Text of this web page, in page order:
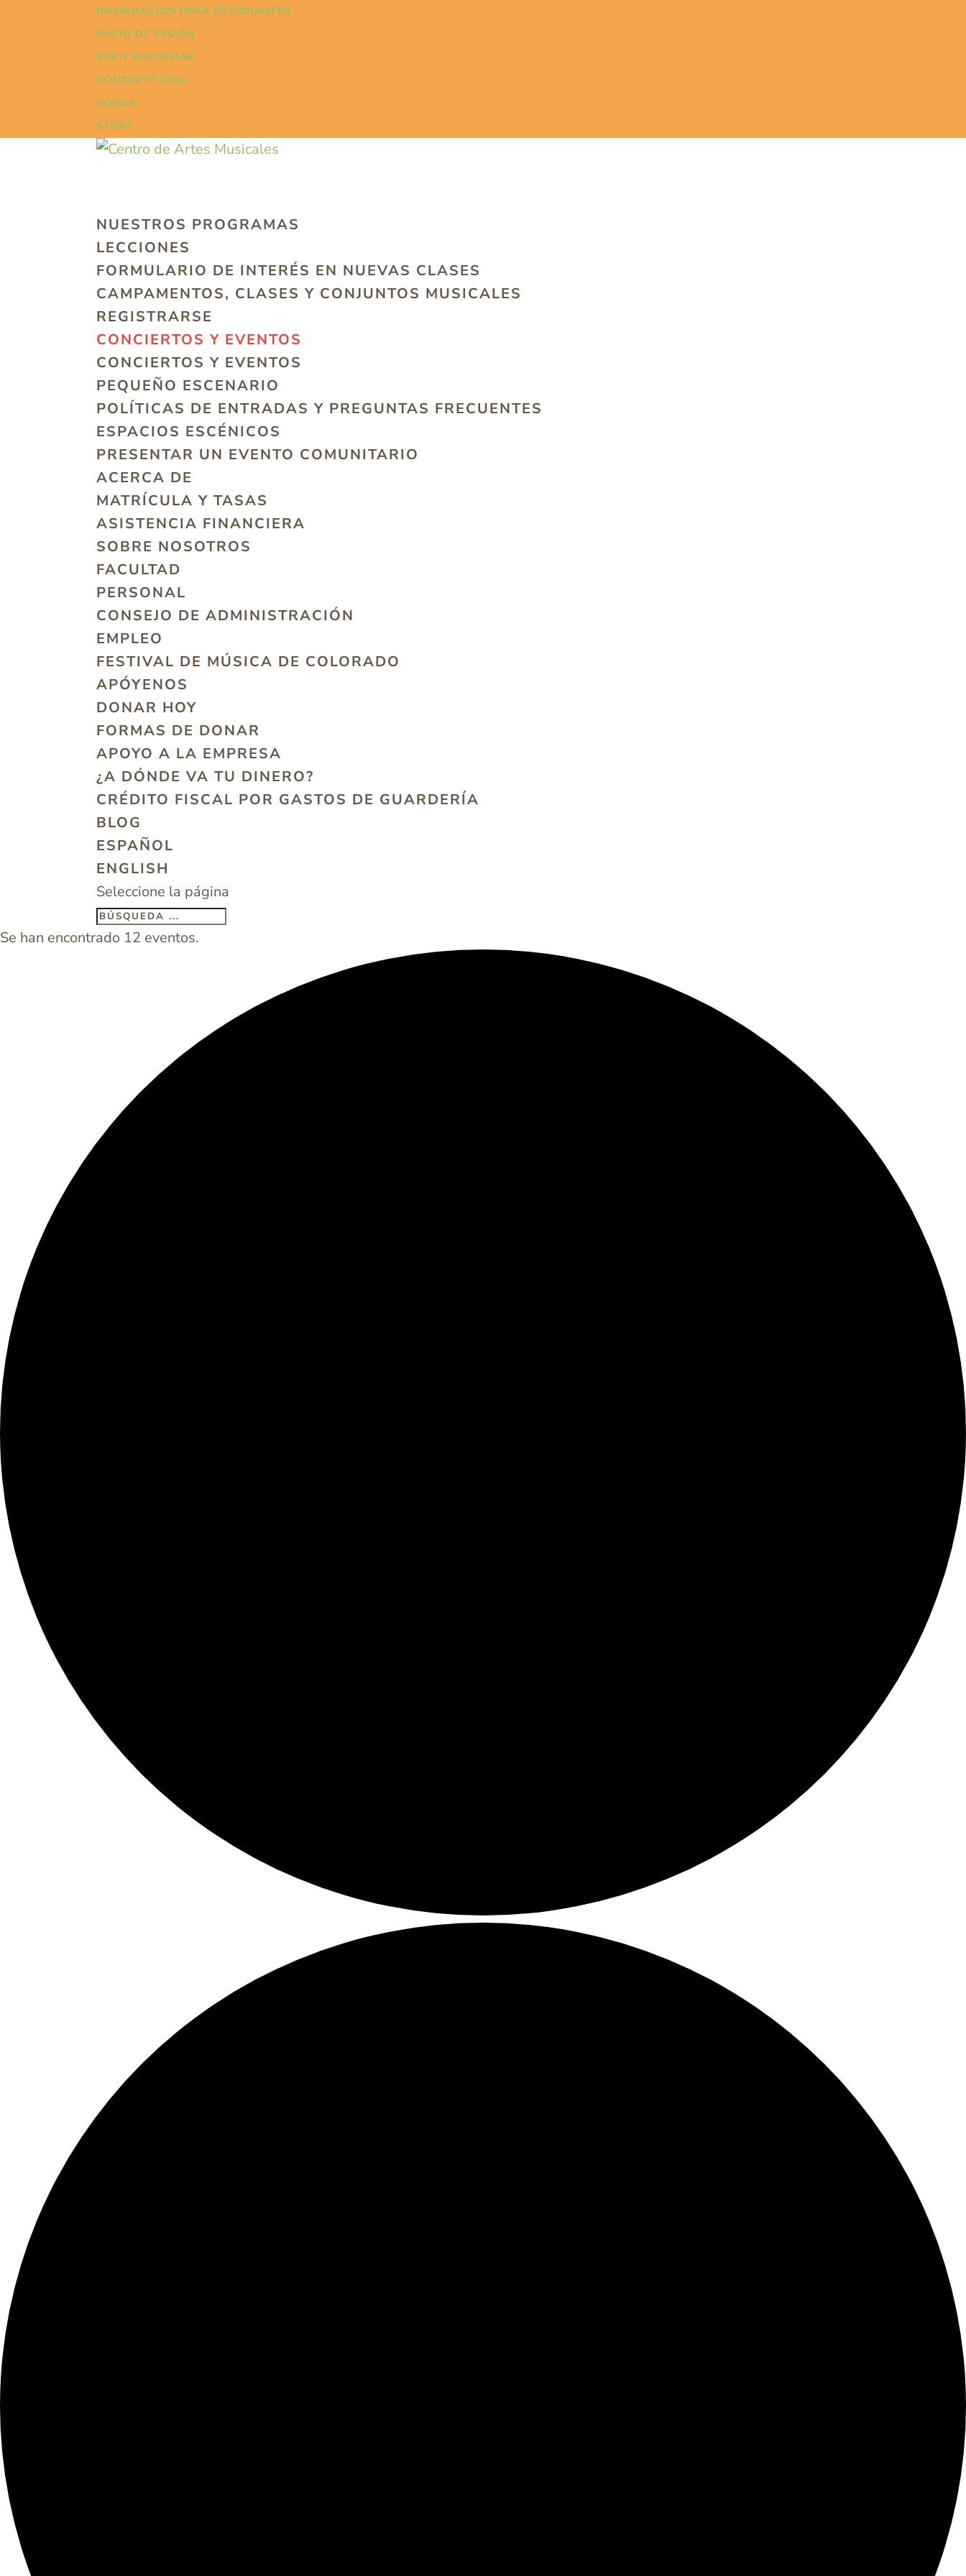
INFORMACIÓN PARA ESTUDIANTES
INICIO DE SESIÓN
VER Y ESCUCHAR
CONTACTE CON
DONAR
STORE
NUESTROS PROGRAMAS
LECCIONES
FORMULARIO DE INTERÉS EN NUEVAS CLASES
CAMPAMENTOS, CLASES Y CONJUNTOS MUSICALES
REGISTRARSE
CONCIERTOS Y EVENTOS
CONCIERTOS Y EVENTOS
PEQUEÑO ESCENARIO
POLÍTICAS DE ENTRADAS Y PREGUNTAS FRECUENTES
ESPACIOS ESCÉNICOS
PRESENTAR UN EVENTO COMUNITARIO
ACERCA DE
MATRÍCULA Y TASAS
ASISTENCIA FINANCIERA
SOBRE NOSOTROS
FACULTAD
PERSONAL
CONSEJO DE ADMINISTRACIÓN
EMPLEO
FESTIVAL DE MÚSICA DE COLORADO
APÓYENOS
DONAR HOY
FORMAS DE DONAR
APOYO A LA EMPRESA
¿A DÓNDE VA TU DINERO?
CRÉDITO FISCAL POR GASTOS DE GUARDERÍA
BLOG
ESPAÑOL
ENGLISH
Seleccione la página
Se han encontrado 12 eventos.